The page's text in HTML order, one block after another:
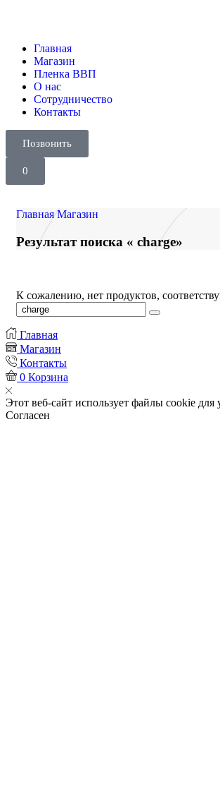
Главная
Магазин
Пленка ВВП
О нас
Сотрудничество
Контакты
Позвонить
0
Главная Магазин
Результат поиска « charge»
К сожалению, нет продуктов,
Главная
Магазин
Контакты
0 Корзина
Этот веб-сайт использует файлы cookie
Согласен